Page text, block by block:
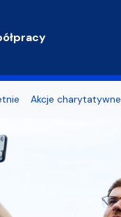
Akcje charytatywne